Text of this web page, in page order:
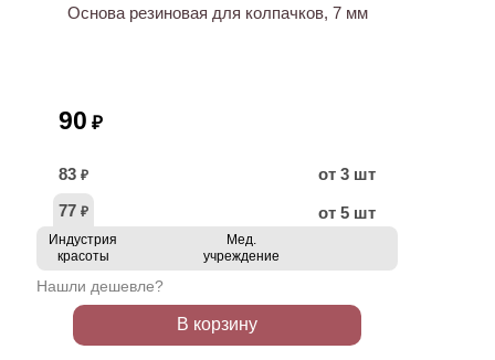
Основа резиновая для колпачков, 7 мм
90 ₽
83 ₽
от 3 шт
77 ₽ от 5 шт
Индустрия
красоты
Мед.
учреждение
Нашли дешевле?
В корзину